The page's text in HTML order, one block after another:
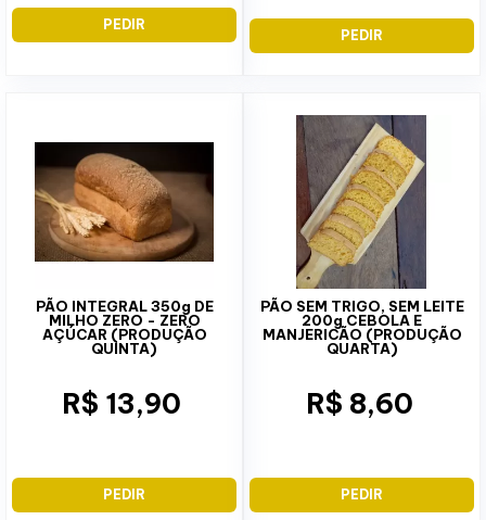
PEDIR
PEDIR
PÃO INTEGRAL 350g DE
MILHO ZERO - ZERO
AÇÚCAR (PRODUÇÃO
QUINTA)
R$ 13,90
PEDIR
PÃO SEM TRIGO, SEM LEITE
200g CEBOLA E
MANJERICÃO (PRODUÇÃO
QUARTA)
R$ 8,60
PEDIR